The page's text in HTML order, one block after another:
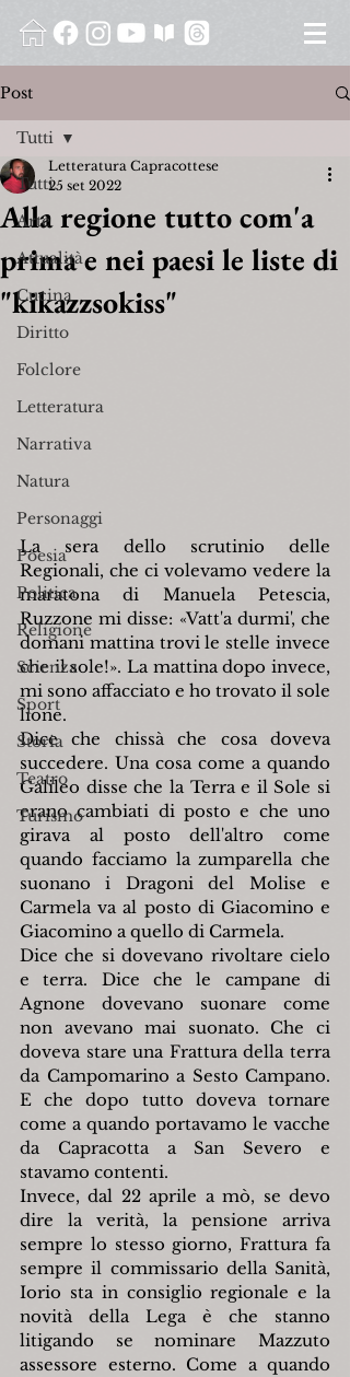
Post
Tutti
Arte
Attualità
Cucina
Diritto
Folclore
Letteratura
Narrativa
Natura
Personaggi
Poesia
Politica
Religione
Scienza
Sport
Storia
Teatro
Turismo
Tutti
Alla regione tutto com'a
prima e nei paesi le liste di
"kikazzsokiss"
Letteratura Capracottese
25 set 2022
La sera dello scrutinio delle
Regionali, che ci volevamo vedere la
maratona di Manuela Petescia,
Ruzzone mi disse: «Vatt'a durmi', che
domani mattina trovi le stelle invece
che il sole!». La mattina dopo invece,
mi sono affacciato e ho trovato il sole
lione.
Dice che chissà che cosa doveva
succedere. Una cosa come a quando
Galileo disse che la Terra e il Sole si
erano cambiati di posto e che uno
girava al posto dell'altro come
quando facciamo la zumparella che
suonano i Dragoni del Molise e
Carmela va al posto di Giacomino e
Giacomino a quello di Carmela.
Dice che si dovevano rivoltare cielo
e terra. Dice che le campane di
Agnone dovevano suonare come
non avevano mai suonato. Che ci
doveva stare una Frattura della terra
da Campomarino a Sesto Campano.
E che dopo tutto doveva tornare
come a quando portavamo le vacche
da Capracotta a San Severo e
stavamo contenti.
Invece, dal 22 aprile a mò, se devo
dire la verità, la pensione arriva
sempre lo stesso giorno, Frattura fa
sempre il commissario della Sanità,
Iorio sta in consiglio regionale e la
novità della Lega è che stanno
litigando se nominare Mazzuto
assessore esterno. Come a quando